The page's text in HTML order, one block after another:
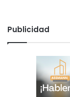
Publicidad